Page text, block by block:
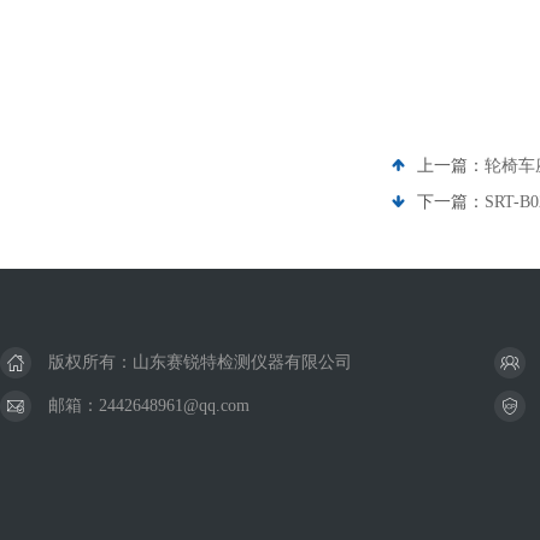
上一篇： 轮椅车
下一篇： SRT-
版权所有：山东赛锐特检测仪器有限公司
邮箱：2442648961@qq.com